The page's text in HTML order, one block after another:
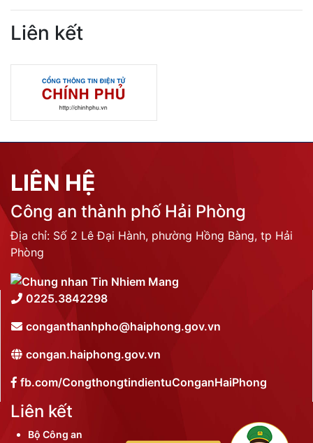
Liên kết
LIÊN HỆ
Công an thành phố Hải Phòng
Địa chỉ: Số 2 Lê Đại Hành, phường Hồng Bàng, tp Hải
Phòng
0225.3842298
conganthanhpho@haiphong.gov.vn
congan.haiphong.gov.vn
fb.com/CongthongtindientuConganHaiPhong
Liên kết
Bộ Công an